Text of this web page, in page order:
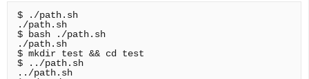
$ ./path.sh
./path.sh
$ bash ./path.sh
./path.sh
$ mkdir test && cd test
$ ../path.sh
../path.sh